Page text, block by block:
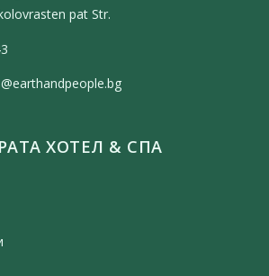
pat Str.
ХОТЕЛ & СПА